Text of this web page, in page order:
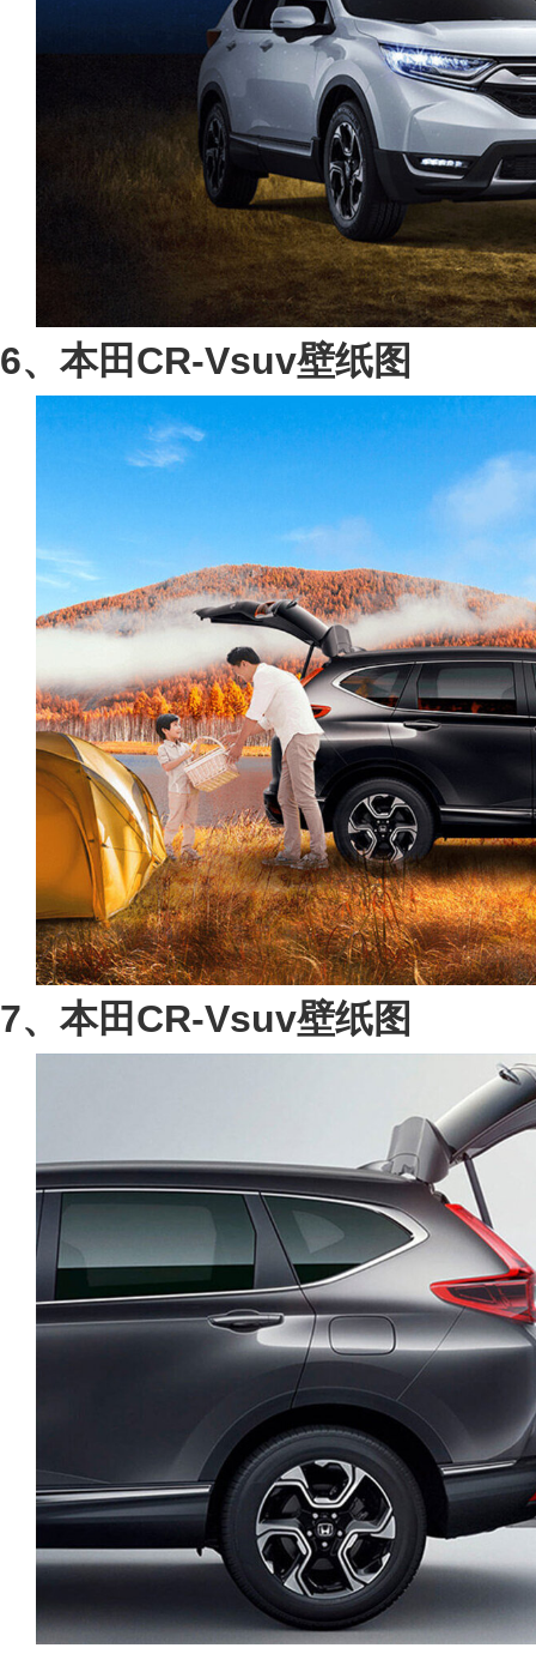
6、本田CR-Vsuv壁纸图
7、本田CR-Vsuv壁纸图